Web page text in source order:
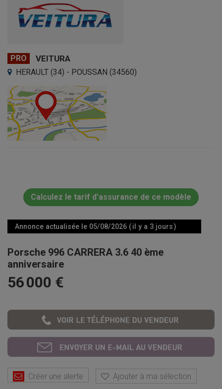
PRO VEITURA
HERAULT (34) - POUSSAN (34560)
Calculez le tarif d'assurance de ce modèle
Annonce actualisée le 05/08/2026 ( il y a 3 jours )
Porsche 996 CARRERA 3.6 40 ème
anniversaire
56 000 €
Créer une alerte Ajouter à ma sélection